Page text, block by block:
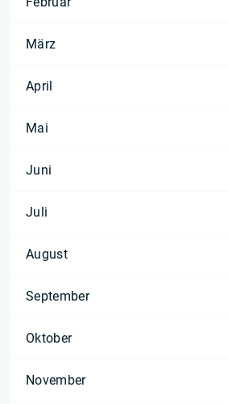
März
April
Mai
Juni
Juli
August
September
Oktober
November